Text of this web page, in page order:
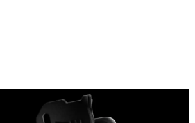
から解き明かしていく、硬派で骨太な評論連載